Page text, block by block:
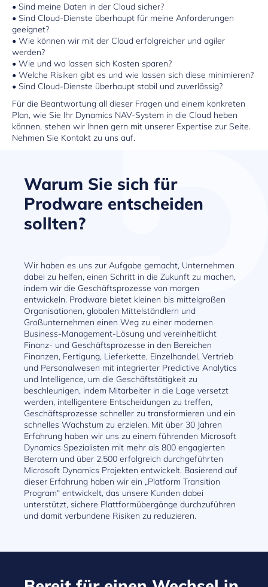
• Sind meine Daten in der Cloud sicher?
• Sind Cloud-Dienste überhaupt für meine Anforderungen
geeignet?
• Wie können wir mit der Cloud erfolgreicher und agiler
werden?
• Wie und wo lassen sich Kosten sparen?
• Welche Risiken gibt es und wie lassen sich diese minimieren?
• Sind Cloud-Dienste überhaupt stabil und zuverlässig?
Für die Beantwortung all dieser Fragen und einem konkreten
Plan, wie Sie Ihr Dynamics NAV-System in die Cloud heben
können, stehen wir Ihnen gern mit unserer Expertise zur Seite.
Nehmen Sie Kontakt zu uns auf.
Warum Sie sich für
Prodware entscheiden
sollten?
Wir haben es uns zur Aufgabe gemacht, Unternehmen
dabei zu helfen, einen Schritt in die Zukunft zu machen,
indem wir die Geschäftsprozesse von morgen
entwickeln. Prodware bietet kleinen bis mittelgroßen
Organisationen, globalen Mittelständlern und
Großunternehmen einen Weg zu einer modernen
Business-Management-Lösung und vereinheitlicht
Finanz- und Geschäftsprozesse in den Bereichen
Finanzen, Fertigung, Lieferkette, Einzelhandel, Vertrieb
und Personalwesen mit integrierter Predictive Analytics
und Intelligence, um die Geschäftstätigkeit zu
beschleunigen, indem Mitarbeiter in die Lage versetzt
werden, intelligentere Entscheidungen zu treffen,
Geschäftsprozesse schneller zu transformieren und ein
schnelles Wachstum zu erzielen. Mit über 30 Jahren
Erfahrung haben wir uns zu einem führenden Microsoft
Dynamics Spezialisten mit mehr als 800 engagierten
Beratern und über 2.500 erfolgreich durchgeführten
Microsoft Dynamics Projekten entwickelt. Basierend auf
dieser Erfahrung haben wir ein „Platform Transition
Program“ entwickelt, das unsere Kunden dabei
unterstützt, sichere Plattformübergänge durchzuführen
und damit verbundene Risiken zu reduzieren.